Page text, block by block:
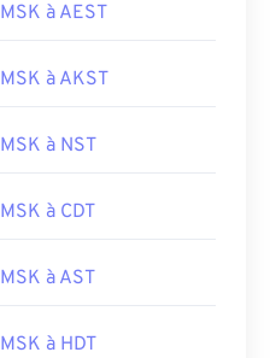
MSK à AEST
MSK à AKST
MSK à NST
MSK à CDT
MSK à AST
MSK à HDT